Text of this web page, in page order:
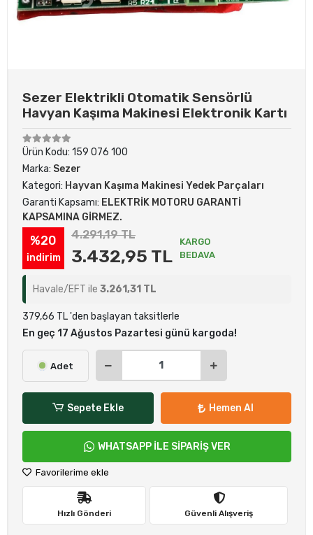
Sezer Elektrikli Otomatik Sensörlü
Havyan Kaşıma Makinesi Elektronik Kartı
Ürün Kodu: 159 076 100
Marka: Sezer
Kategori: Hayvan Kaşıma Makinesi Yedek Parçaları
Garanti Kapsamı: ELEKTRİK MOTORU GARANTİ
KAPSAMINA GİRMEZ.
%20
indirim
4.291,19 TL
3.432,95 TL
KARGO
BEDAVA
Havale/EFT ile 3.261,31 TL
379,66 TL 'den başlayan taksitlerle
En geç 17 Ağustos Pazartesi günü kargoda!
Adet
Sepete Ekle Hemen Al
WHATSAPP İLE SİPARİŞ VER
Favorilerime ekle
Hızlı Gönderi Güvenli Alışveriş